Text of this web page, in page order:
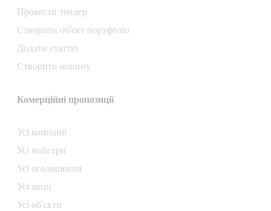
Провести тендер
Створити об’єкт портфоліо
Додати статтю
Створити новину
Комерційні пропозиції
Усі компанії
Усі майстри
Усі оголошення
Усі акції
Усі об’єкти